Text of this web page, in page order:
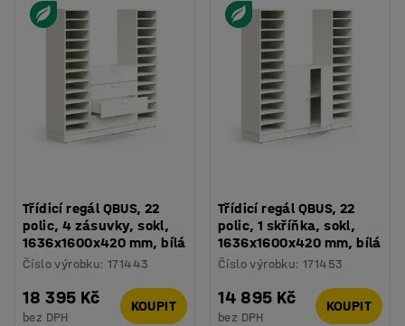
Třídicí regál QBUS, 22
polic, 4 zásuvky, sokl,
1636x1600x420 mm, bílá
Číslo výrobku:171443
18 395 Kč
bez DPH
KOUPIT
Třídicí regál QBUS, 22
polic, 1 skříňka, sokl,
1636x1600x420 mm, bílá
Číslo výrobku:171453
14 895 Kč
bez DPH
KOUPIT